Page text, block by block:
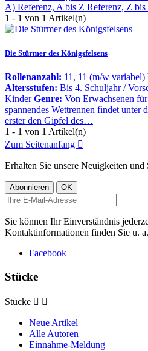
A) Referenz, A bis Z Referenz, Z
1 - 1 von 1 Artikel(n)
Die Stürmer des Königsfelsens
Rollenanzahl: 11, 11 (m/w variabel)
Altersstufen: Bis 4. Schuljahr /
Kinder Genre: Von Erwachsenen
spannendes Wettrennen findet unter
erster den Gipfel des…
1 - 1 von 1 Artikel(n)
Zum Seitenanfang 
Erhalten Sie unsere Neuigkeiten und
Sie können Ihr Einverständnis
Kontaktinformationen finden Sie u.
Facebook
Stücke
Stücke  
Neue Artikel
Alle Autoren
Einnahme-Meldung